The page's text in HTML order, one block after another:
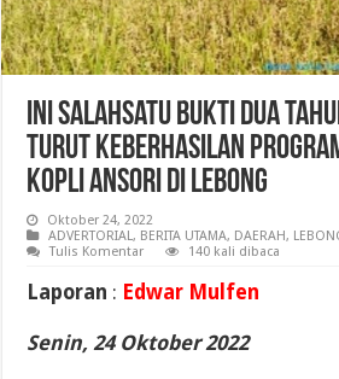
Ini Salahsatu Bukti Dua
Turut Keberhasilan
Kopli Ansori Di Lebong
Oktober 24, 2022
ADVERTORIAL, BERITA UTAMA, DAERAH,
Tulis Komentar
140 kali dibaca
Laporan : Edwar Mulfen
Senin, 24 Oktober 2022